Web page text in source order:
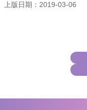
上版日期：2019-03-06